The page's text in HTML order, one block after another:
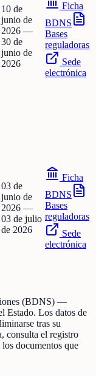
10 de
junio de
2026 —
30 de
junio de
2026
Ficha
BDNS
Bases
reguladoras
Sede
electrónica
03 de
junio de
2026 —
03 de julio
de 2026
Ficha
BDNS
Bases
reguladoras
Sede
electrónica
(BDNS) —
Estado. Los datos de
tras su
consulta el registro
documentos que